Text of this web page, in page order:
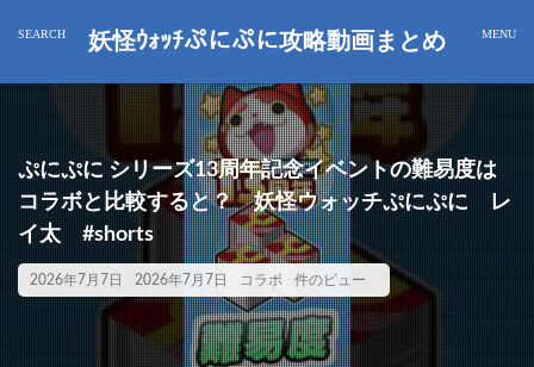
妖怪ｳｫｯﾁぷにぷに攻略動画まとめ
ぷにぷに シリーズ13周年記念イベントの難易度は
コラボと比較すると？ 妖怪ウォッチぷにぷに レ
イ太 #shorts
2026年7月7日 2026年7月7日 コラボ 件のビュー